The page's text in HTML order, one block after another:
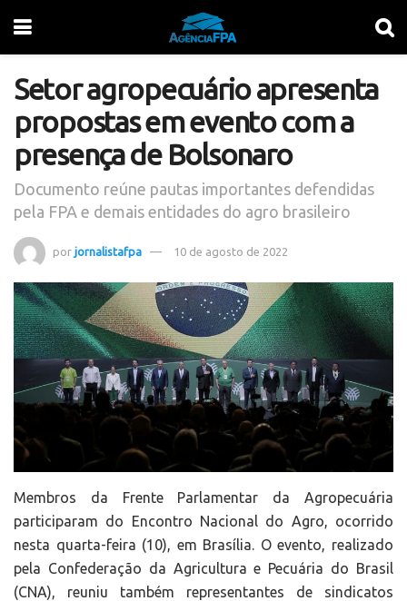
Setor agropecuário apresenta
propostas em evento com a
presença de Bolsonaro
Documento reúne pautas importantes defendidas
pela FPA e demais entidades do agro brasileiro
por jornalistafpa 10 de agosto de 2022
Membros da Frente Parlamentar da Agropecuária
participaram do Encontro Nacional do Agro, ocorrido
nesta quarta-feira (10), em Brasília. O evento, realizado
pela Confederação da Agricultura e Pecuária do Brasil
(CNA), reuniu também representantes de sindicatos